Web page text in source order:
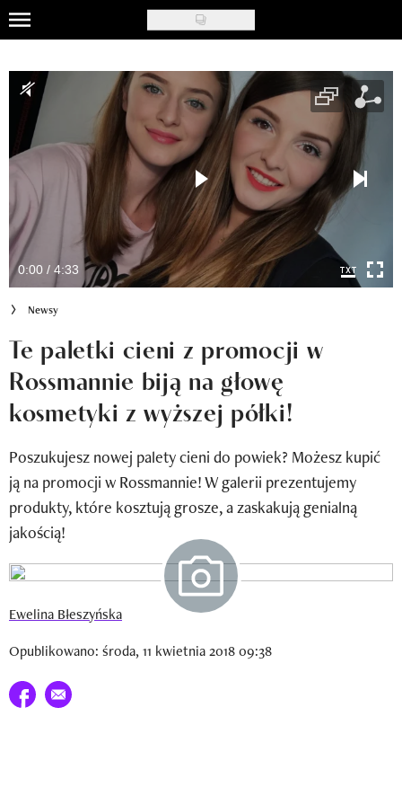
Skip
to
main
content
Moda
Ślub i wesele
Styl życia
Nasze akcje
Inspiracje
Newsy
Newsletter
Wizaz Summer Influ School
Mój profil / Zarejestruj się
0:00 / 4:33
Newsy
Te paletki cieni z promocji w
Rossmannie biją na głowę
kosmetyki z wyższej półki!
Poszukujesz nowej palety cieni do powiek? Możesz kupić
ją na promocji w Rossmannie! W galerii prezentujemy
produkty, które kosztują grosze, a zaskakują genialną
jakością!
Ewelina Błeszyńska
Opublikowano: środa, 11 kwietnia 2018 09:38
Udostępnij na facebook
E-mail do przyjaciela